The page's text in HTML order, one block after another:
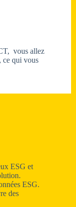
vous allez
ce qui vous
ESG et
ESG.
des